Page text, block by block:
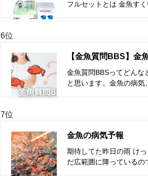
フルセットとは 金魚す
6位
【金魚質問BBS】金
金魚質問BBSってどんな
と思います。金魚の病
7位
金魚の病気予報
期待してた昨日の雨 け
だ広範囲に降っている